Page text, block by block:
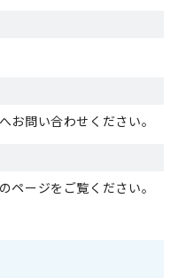
お問い合わせください。
ページをご覧ください。